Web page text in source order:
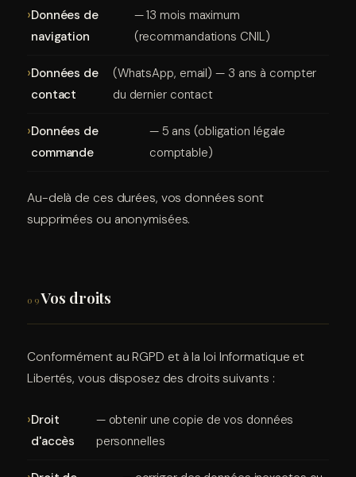
Données de
navigation
— 13 mois maximum
(recommandations CNIL)
Données de
contact
(WhatsApp, email) — 3 ans à compter
du dernier contact
Données de
commande
— 5 ans (obligation légale
comptable)
Au-delà de ces durées, vos données sont
supprimées ou anonymisées.
09Vos droits
Conformément au RGPD et à la loi Informatique et
Libertés, vous disposez des droits suivants :
Droit
d'accès
— obtenir une copie de vos données
personnelles